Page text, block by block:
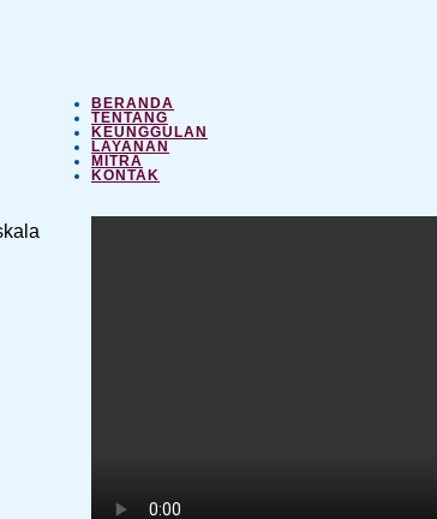
BERANDA
TENTANG
KEUNGGULAN
LAYANAN
MITRA
KONTAK